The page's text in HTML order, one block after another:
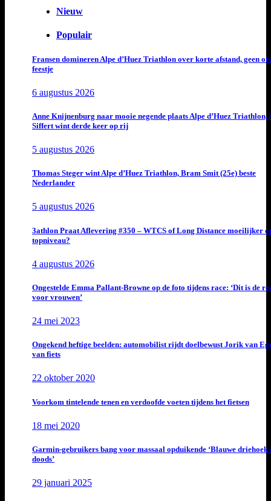
Nieuw
Populair
Fransen domineren Alpe d’Huez Triathlon over korte afstand, geen
feestje
6 augustus 2026
Anne Knijnenburg naar mooie negende plaats Alpe d’Huez Triathlon,
Siffert wint derde keer op rij
5 augustus 2026
Thomas Steger wint Alpe d’Huez Triathlon, Bram Smit (25e) beste
Nederlander
5 augustus 2026
3athlon Praat Aflevering #350 – WTCS of Long Distance moeilijker
topniveau?
4 augustus 2026
Ongestelde Emma Pallant-Browne op de foto tijdens race: ‘Dit is de
voor vrouwen’
24 mei 2023
Ongekend heftige beelden: automobilist rijdt doelbewust Jorik van
van fiets
22 oktober 2020
Voorkom tintelende tenen en verdoofde voeten tijdens het fietsen
18 mei 2020
Garmin-gebruikers bang voor massaal opduikende ‘Blauwe driehoek
doods’
29 januari 2025